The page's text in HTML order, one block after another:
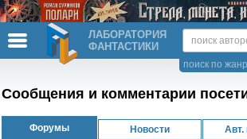
ЛАБОРАТОРИЯ
ФАНТАСТИКИ
поиск по
Сообщения и комментарии
Форумы Новости Авт.